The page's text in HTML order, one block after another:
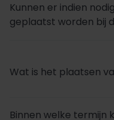
Kunnen er indien
geplaatst worden bij
Wat is het plaatsen
Binnen welke termijn